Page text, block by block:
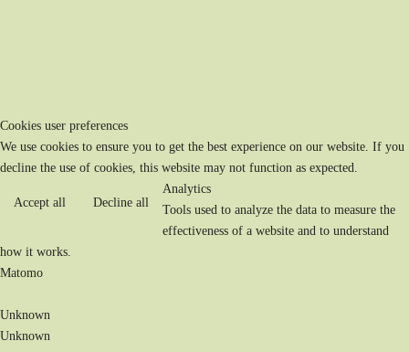
Cookies user preferences
We use cookies to ensure you to get the best experience on our website. If you
decline the use of cookies, this website may not function as expected.
Accept all Decline all
Analytics
Tools used to analyze the data to measure the
effectiveness of a website and to understand
how it works.
Matomo
Unknown
Unknown